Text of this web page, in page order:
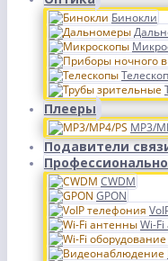
Бинокли
Плееры
MP3/
Подавители
CWDM
GPON
Wi-